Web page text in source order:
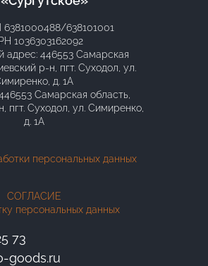
10-00 до 20-45
638101001
1036303162092
адрес: 446553 Самарская
р-н, пгт. Суходол, ул.
д. 1А
Самарская область,
пгт. Суходол, ул. Симиренко,
д. 1А
персональных данных
СОГЛАСИЕ
персональных данных
73
goods.ru